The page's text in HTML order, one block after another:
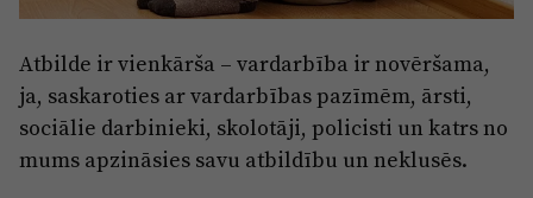
Salaspils
Saulkrasti
Kodols
Kontakti
Atbilde ir vienkārša – vardarbība ir novēršama,
ja, saskaroties ar vardarbības pazīmēm, ārsti,
sociālie darbinieki, skolotāji, policisti un katrs no
mums apzināsies savu atbildību un neklusēs.